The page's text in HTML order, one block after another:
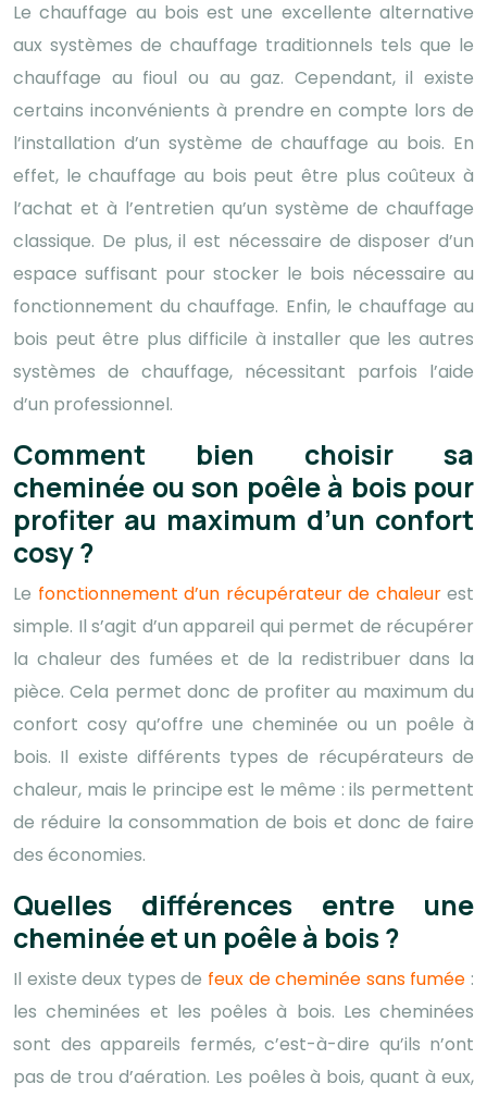
Le chauffage au bois est une excellente alternative
aux systèmes de chauffage traditionnels tels que le
chauffage au fioul ou au gaz. Cependant, il existe
certains inconvénients à prendre en compte lors de
l’installation d’un système de chauffage au bois. En
effet, le chauffage au bois peut être plus coûteux à
l’achat et à l’entretien qu’un système de chauffage
classique. De plus, il est nécessaire de disposer d’un
espace suffisant pour stocker le bois nécessaire au
fonctionnement du chauffage. Enfin, le chauffage au
bois peut être plus difficile à installer que les autres
systèmes de chauffage, nécessitant parfois l’aide
d’un professionnel.
Comment bien choisir sa
cheminée ou son poêle à bois pour
profiter au maximum d’un confort
cosy ?
Le fonctionnement d’un récupérateur de chaleurest
simple. Il s’agit d’un appareil qui permet de récupérer
la chaleur des fumées et de la redistribuer dans la
pièce. Cela permet donc de profiter au maximum du
confort cosy qu’offre une cheminée ou un poêle à
bois. Il existe différents types de récupérateurs de
chaleur, mais le principe est le même : ils permettent
de réduire la consommation de bois et donc de faire
des économies.
Quelles différences entre une
cheminée et un poêle à bois ?
Il existe deux types de feux de cheminée sans fumée :
les cheminées et les poêles à bois. Les cheminées
sont des appareils fermés, c’est-à-dire qu’ils n’ont
pas de trou d’aération. Les poêles à bois, quant à eux,